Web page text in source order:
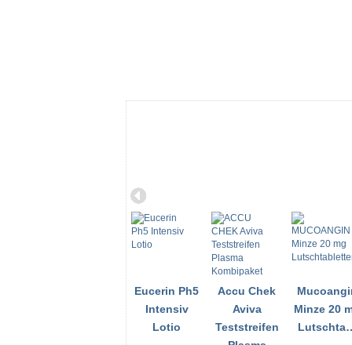
Eucerin Ph5
Intensiv
Lotio
Accu Chek
Aviva
Teststreifen
Minze 20